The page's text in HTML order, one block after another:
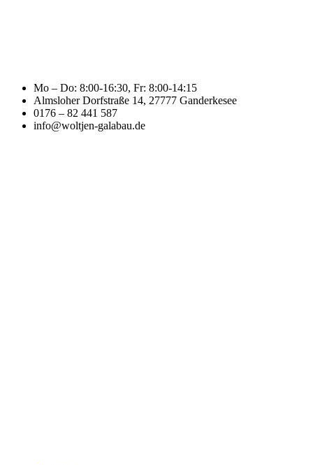
Mo – Do: 8:00-16:30, Fr: 8:00-14:15
Almsloher Dorfstraße 14, 27777 Ganderkesee
0176 – 82 441 587
info@woltjen-galabau.de